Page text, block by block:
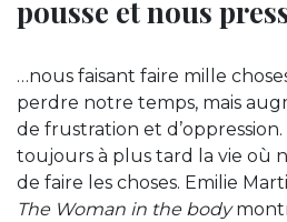
pousse et nous
…nous faisant faire mille
perdre notre temps, mais
de frustration et
toujours à plus tard la vie où
de faire les choses. Emilie
The Woman in the body